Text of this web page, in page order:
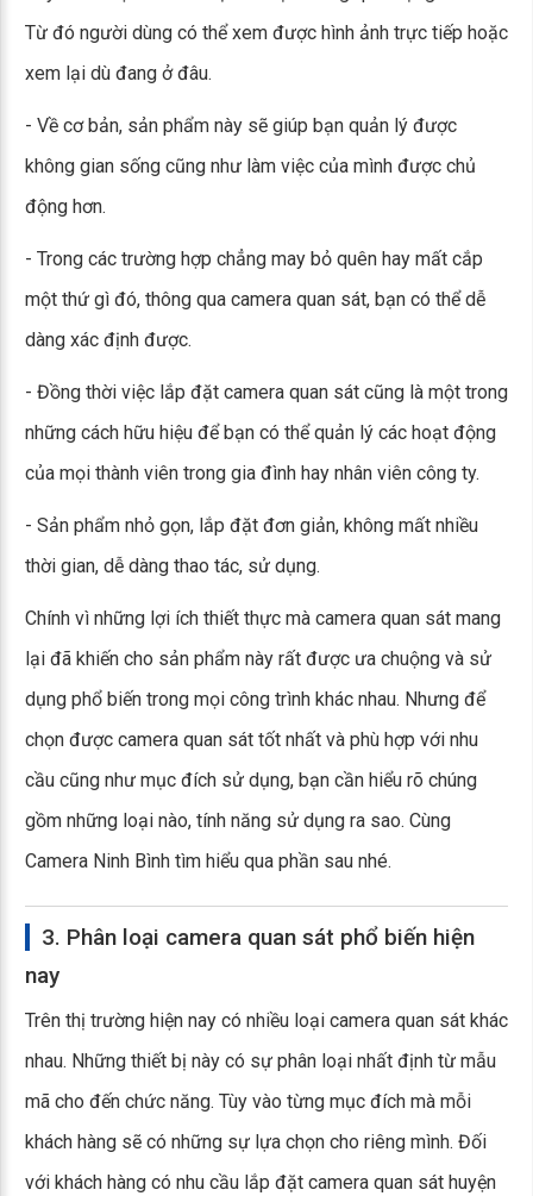
Từ đó người dùng có thể xem được hình ảnh trực tiếp hoặc
xem lại dù đang ở đâu.
- Về cơ bản, sản phẩm này sẽ giúp bạn quản lý được
không gian sống cũng như làm việc của mình được chủ
động hơn.
- Trong các trường hợp chẳng may bỏ quên hay mất cắp
một thứ gì đó, thông qua camera quan sát, bạn có thể dễ
dàng xác định được.
- Đồng thời việc lắp đặt camera quan sát cũng là một trong
những cách hữu hiệu để bạn có thể quản lý các hoạt động
của mọi thành viên trong gia đình hay nhân viên công ty.
- Sản phẩm nhỏ gọn, lắp đặt đơn giản, không mất nhiều
thời gian, dễ dàng thao tác, sử dụng.
Chính vì những lợi ích thiết thực mà camera quan sát mang
lại đã khiến cho sản phẩm này rất được ưa chuộng và sử
dụng phổ biến trong mọi công trình khác nhau. Nhưng để
chọn được camera quan sát tốt nhất và phù hợp với nhu
cầu cũng như mục đích sử dụng, bạn cần hiểu rõ chúng
gồm những loại nào, tính năng sử dụng ra sao. Cùng
Camera Ninh Bình tìm hiểu qua phần sau nhé.
3. Phân loại camera quan sát phổ biến hiện
nay
Trên thị trường hiện nay có nhiều loại camera quan sát khác
nhau. Những thiết bị này có sự phân loại nhất định từ mẫu
mã cho đến chức năng. Tùy vào từng mục đích mà mỗi
khách hàng sẽ có những sự lựa chọn cho riêng mình. Đối
với khách hàng có nhu cầu lắp đặt camera quan sát huyện